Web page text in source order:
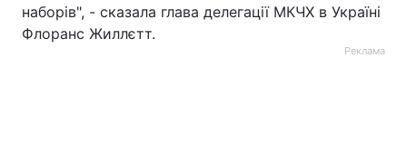
наборів", - сказала глава делегації МКЧХ в Україні
Флоранс Жиллєтт.
Реклама